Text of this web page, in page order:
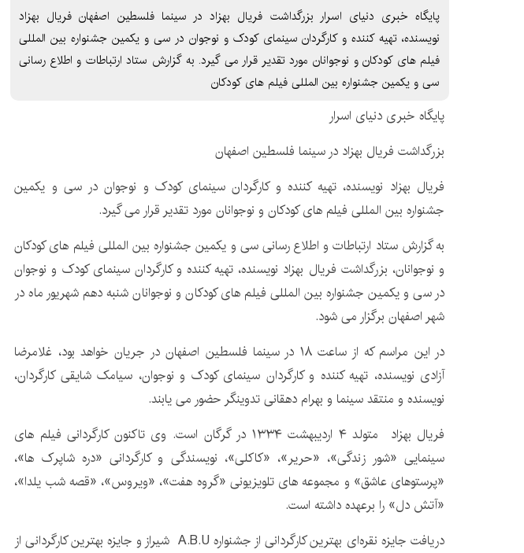
پایگاه خبری دنیای اسرار بزرگداشت فریال بهزاد در سینما فلسطین اصفهان فریال بهزاد
نویسنده، تهیه کننده و کارگردان سینمای کودک و نوجوان در سی و یکمین جشنواره بین المللی
فیلم های کودکان و نوجوانان مورد تقدیر قرار می گیرد. به گزارش ستاد ارتباطات و اطلاع رسانی
سی و یکمین جشنواره بین المللی فیلم های کودکان
پایگاه خبری دنیای اسرار
بزرگداشت فریال بهزاد در سینما فلسطین اصفهان
فریال بهزاد نویسنده، تهیه کننده و کارگردان سینمای کودک و نوجوان در سی و یکمین
جشنواره بین المللی فیلم های کودکان و نوجوانان مورد تقدیر قرار می گیرد.
به گزارش ستاد ارتباطات و اطلاع رسانی سی و یکمین جشنواره بین المللی فیلم های کودکان
و نوجوانان، بزرگداشت فریال بهزاد نویسنده، تهیه کننده و کارگردان سینمای کودک و نوجوان
در سی و یکمین جشنواره بین المللی فیلم های کودکان و نوجوانان شنبه دهم شهریور ماه در
شهر اصفهان برگزار می شود.
در این مراسم که از ساعت ۱۸ در سینما فلسطین اصفهان در جریان خواهد بود، غلامرضا
آزادی نویسنده، تهیه کننده و کارگردان سینمای کودک و نوجوان، سیامک شایقی کارگردان،
نویسنده و منتقد سینما و بهرام دهقانی تدوینگر حضور می یابند.
فریال بهزاد متولد ۴ اردیبهشت ۱۳۳۴ در گرگان است. وی تاکنون کارگردانی فیلم های
سینمایی «شور زندگی»، «حریر»، «کاکلی»، نویسندگی و کارگردانی «دره شاپرک ها»،
«پرستوهای عاشق» و مجموعه های تلویزیونی «گروه هفت»، «ویروس»، «قصه شب یلدا»،
«آتش دل» را برعهده داشته است.
دریافت جایزه نقره‌ای بهترین کارگردانی از جشنواره A.B.U شیراز و جایزه بهترین کارگردانی از